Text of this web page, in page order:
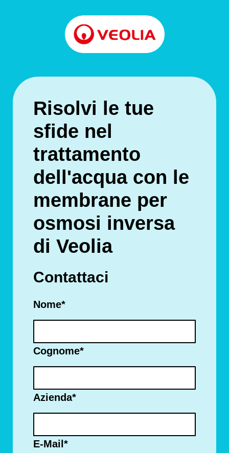
Risolvi le tue
sfide nel
trattamento
dell'acqua con le
membrane per
osmosi inversa
di Veolia
Contattaci
Nome*
Cognome*
Azienda*
E-Mail *